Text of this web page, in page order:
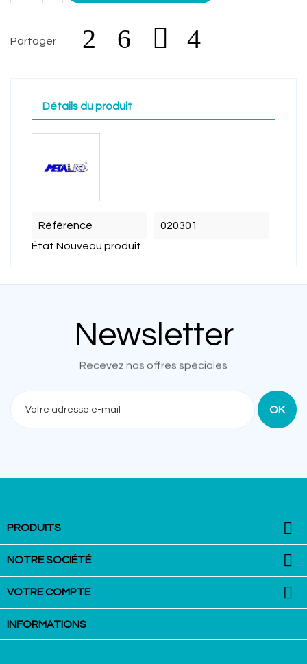
Partager
Détails du produit
Référence
020301
État Nouveau produit
Newsletter
Recevez nos offres spéciales
PRODUITS 
NOTRE SOCIÉTÉ 
VOTRE COMPTE 
INFORMATIONS